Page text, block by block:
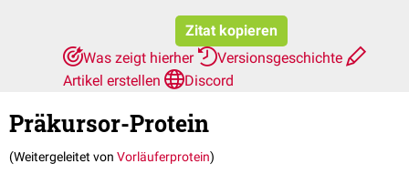
Zitat kopieren
Was zeigt hierher
Versionsgeschichte
Artikel erstellen
Discord
Präkursor-Protein
(Weitergeleitet von Vorläuferprotein)